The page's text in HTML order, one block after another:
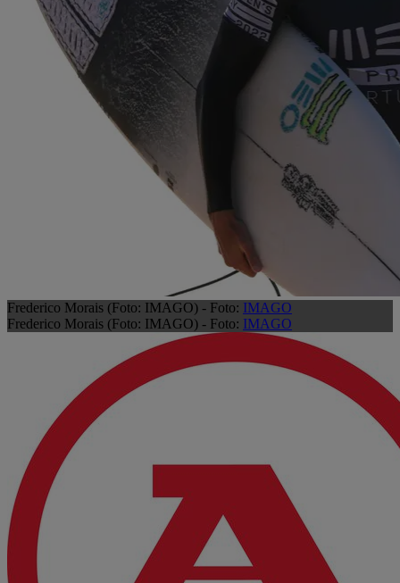
Frederico Morais (Foto: IMAGO) - Foto: IMAGO
Frederico Morais (Foto: IMAGO) - Foto: IMAGO